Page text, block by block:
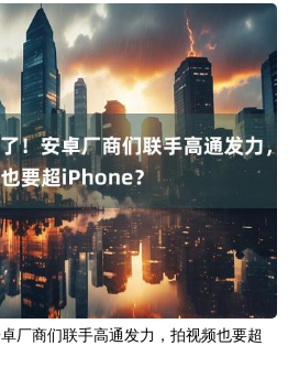
厂商们联手高通发力，拍视频也要超